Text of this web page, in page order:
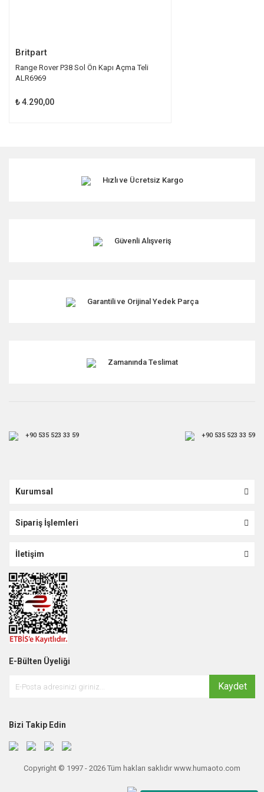
Britpart
Range Rover P38 Sol Ön Kapı Açma Teli
ALR6969
₺ 4.290,00
Hızlı ve Ücretsiz Kargo
Güvenli Alışveriş
Garantili ve Orijinal Yedek Parça
Zamanında Teslimat
+90 535 523 33 59 +90 535 523 33 59
Kurumsal
Sipariş İşlemleri
İletişim
E-Bülten Üyeliği
Kaydet
Bizi Takip Edin
Copyright © 1997 - 2026 Tüm hakları saklıdır www.humaoto.com